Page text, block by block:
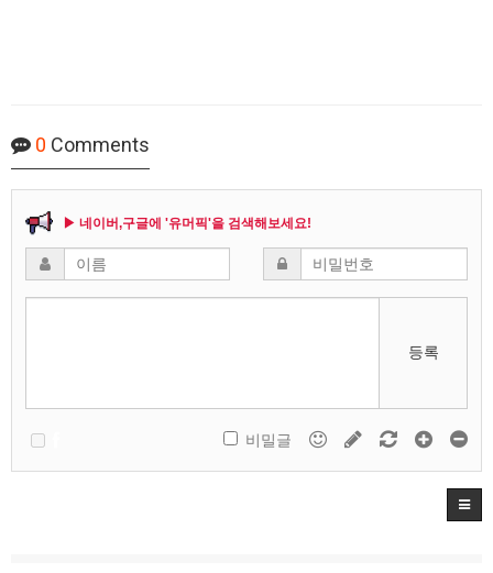
0 Comments
▶ 네이버,구글에 '유머픽'을 검색해보세요!
등록
비밀글